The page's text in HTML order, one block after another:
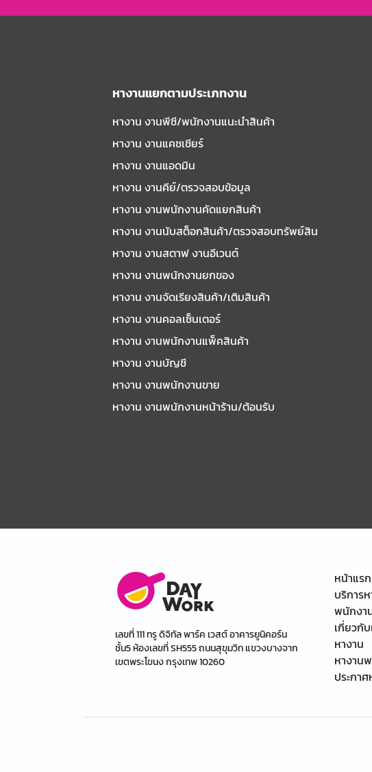
หางานแยกตามประเภทงาน
หางาน งานพีซี/พนักงานแนะนําสินค้า
หางาน งานแคชเชียร์
หางาน งานแอดมิน
หางาน งานคีย์/ตรวจสอบข้อมูล
หางาน งานพนักงานคัดแยกสินค้า
หางาน งานนับสต็อกสินค้า/ตรวจสอบทรัพย์สิน
หางาน งานสตาฟ งานอีเวนต์
หางาน งานพนักงานยกของ
หางาน งานจัดเรียงสินค้า/เติมสินค้า
หางาน งานคอลเซ็นเตอร์
หางาน งานพนักงานแพ็คสินค้า
หางาน งานบัญชี
หางาน งานพนักงานขาย
หางาน งานพนักงานหน้าร้าน/ต้อนรับ
เลขที่ 111 ทรู ดิจิทัล พาร์ค เวสต์ อาคารยูนิคอร์น
ชั้น5 ห้องเลขที่ SH555 ถนนสุขุมวิท แขวงบางจาก
เขตพระโขนง กรุงเทพ 10260
หน้าแรก
บริการ
พนักงา
เกี่ยวกับ
หางาน
หางาน
ประกา